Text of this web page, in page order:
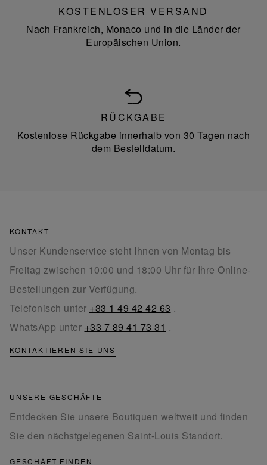
KOSTENLOSER VERSAND
Nach Frankreich, Monaco und in die Länder der
Europäischen Union.
RÜCKGABE
Kostenlose Rückgabe innerhalb von 30 Tagen nach
dem Bestelldatum.
KONTAKT
Unser Kundenservice steht Ihnen von Montag bis
Freitag zwischen 10:00 und 18:00 Uhr für Ihre Online-
Bestellungen zur Verfügung.
Telefonisch unter +33 1 49 42 42 63 .
WhatsApp unter +33 7 89 41 73 31 .
KONTAKTIEREN SIE UNS
UNSERE GESCHÄFTE
Entdecken Sie unsere Boutiquen weltweit und finden
Sie den nächstgelegenen Saint-Louis Standort.
GESCHÄFT FINDEN